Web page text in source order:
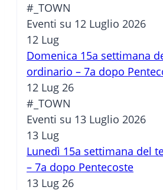
#_TOWN
Eventi su 12 Luglio 2026
12 Lug
Domenica 15a settimana
ordinario – 7a dopo
12 Lug 26
#_TOWN
Eventi su 13 Luglio 2026
13 Lug
Lunedì 15a settimana del
– 7a dopo Pentecoste
13 Lug 26